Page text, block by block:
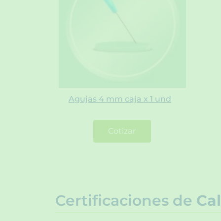
Agujas 4 mm caja x 1 und
Cotizar
Certificaciones de